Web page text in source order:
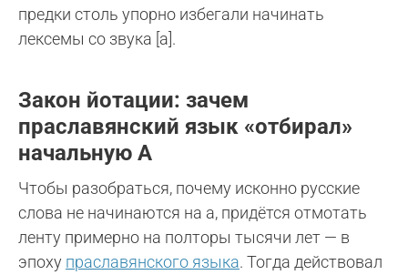
предки столь упорно избегали начинать
лексемы со звука [а].
Закон йотации: зачем
праславянский язык «отбирал»
начальную А
Чтобы разобраться, почему исконно русские
слова не начинаются на а, придётся отмотать
ленту примерно на полторы тысячи лет — в
эпоху праславянского языка. Тогда действовал